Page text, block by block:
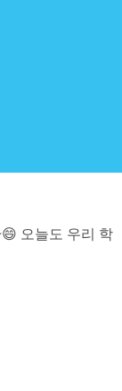
오늘도 우리 학